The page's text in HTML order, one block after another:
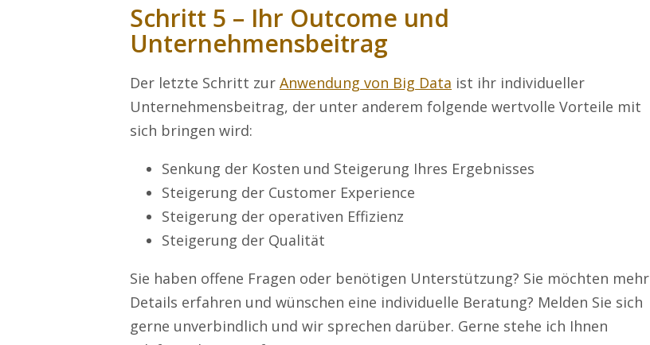
Schritt 5 – Ihr Outcome und
Unternehmensbeitrag
Der letzte Schritt zur Anwendung von Big Data ist ihr individueller
Unternehmensbeitrag, der unter anderem folgende wertvolle Vorteile mit
sich bringen wird:
Senkung der Kosten und Steigerung Ihres Ergebnisses
Steigerung der Customer Experience
Steigerung der operativen Effizienz
Steigerung der Qualität
Sie haben offene Fragen oder benötigen Unterstützung? Sie möchten mehr
Details erfahren und wünschen eine individuelle Beratung? Melden Sie sich
gerne unverbindlich und wir sprechen darüber. Gerne stehe ich Ihnen